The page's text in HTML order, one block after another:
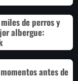
de perros y
albergue:
antes de